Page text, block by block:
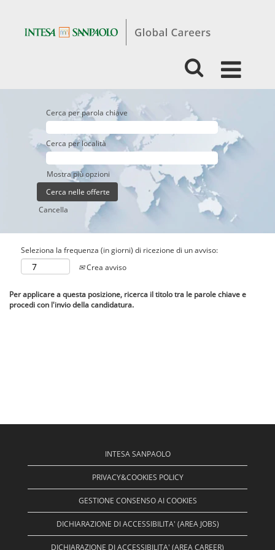
Cerca per parola chiave
Cerca per località
Mostra più opzioni
Cancella
Seleziona la frequenza (in giorni) di ricezione di un avviso:
Crea avviso
Per applicare a questa posizione, ricerca il titolo tra le parole chiave e
procedi con l'invio della candidatura.
INTESA SANPAOLO
PRIVACY&COOKIES POLICY
GESTIONE CONSENSO AI COOKIES
DICHIARAZIONE DI ACCESSIBILITA' (AREA JOBS)
DICHIARAZIONE DI ACCESSIBILITA' (AREA CAREER)